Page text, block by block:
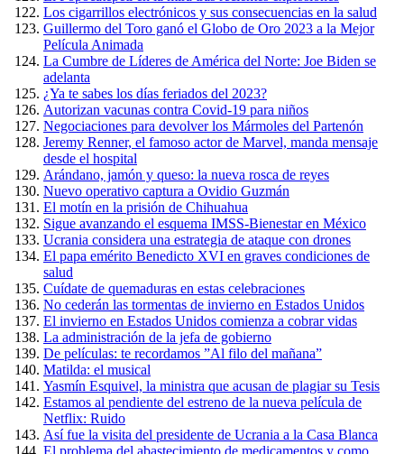
Los cigarrillos electrónicos y sus consecuencias en la salud
Guillermo del Toro ganó el Globo de Oro 2023 a la Mejor
Película Animada
La Cumbre de Líderes de América del Norte: Joe Biden se
adelanta
¿Ya te sabes los días feriados del 2023?
Autorizan vacunas contra Covid-19 para niños
Negociaciones para devolver los Mármoles del Partenón
Jeremy Renner, el famoso actor de Marvel, manda mensaje
desde el hospital
Arándano, jamón y queso: la nueva rosca de reyes
Nuevo operativo captura a Ovidio Guzmán
El motín en la prisión de Chihuahua
Sigue avanzando el esquema IMSS-Bienestar en México
Ucrania considera una estrategia de ataque con drones
El papa emérito Benedicto XVI en graves condiciones de
salud
Cuídate de quemaduras en estas celebraciones
No cederán las tormentas de invierno en Estados Unidos
El invierno en Estados Unidos comienza a cobrar vidas
La administración de la jefa de gobierno
De películas: te recordamos ”Al filo del mañana”
Matilda: el musical
Yasmín Esquivel, la ministra que acusan de plagiar su Tesis
Estamos al pendiente del estreno de la nueva película de
Netflix: Ruido
Así fue la visita del presidente de Ucrania a la Casa Blanca
El problema del abastecimiento de medicamentos y como